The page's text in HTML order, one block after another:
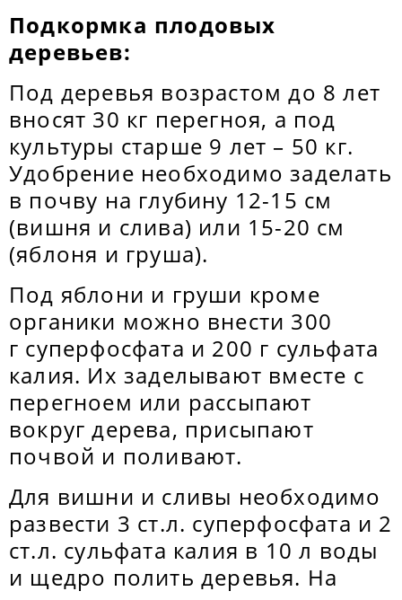
Подкормка плодовых
деревьев:
Под деревья возрастом до 8 лет
вносят 30 кг перегноя, а под
культуры старше 9 лет – 50 кг.
Удобрение необходимо заделать
в почву на глубину 12-15 см
(вишня и слива) или 15-20 см
(яблоня и груша).
Под яблони и груши кроме
органики можно внести 300
г суперфосфата и 200 г сульфата
калия. Их заделывают вместе с
перегноем или рассыпают
вокруг дерева, присыпают
почвой и поливают.
Для вишни и сливы необходимо
развести 3 ст.л. суперфосфата и 2
ст.л. сульфата калия в 10 л воды
и щедро полить деревья. На